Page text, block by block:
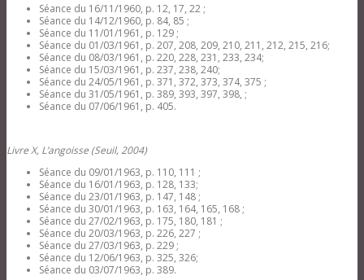
Séance du 16/11/1960, p. 12, 17, 22 ;
Séance du 14/12/1960, p. 84, 85 ;
Séance du 11/01/1961, p. 129 ;
Séance du 01/03/1961, p. 207, 208, 209, 210, 211, 212, 215, 216;
Séance du 08/03/1961, p. 220, 228, 231, 233, 234;
Séance du 15/03/1961, p. 237, 238, 240;
Séance du 24/05/1961, p. 371, 372, 373, 374, 375 ;
Séance du 31/05/1961, p. 389, 393, 397, 398, ;
Séance du 07/06/1961, p. 405.
Livre X, L’angoisse (Seuil, 2004)
Séance du 09/01/1963, p. 110, 111 ;
Séance du 16/01/1963, p. 128, 133;
Séance du 23/01/1963, p. 147, 148 ;
Séance du 30/01/1963, p. 163, 164, 165, 168 ;
Séance du 27/02/1963, p. 175, 180, 181 ;
Séance du 20/03/1963, p. 226, 227 ;
Séance du 27/03/1963, p. 229 ;
Séance du 12/06/1963, p. 325, 326;
Séance du 03/07/1963, p. 389.